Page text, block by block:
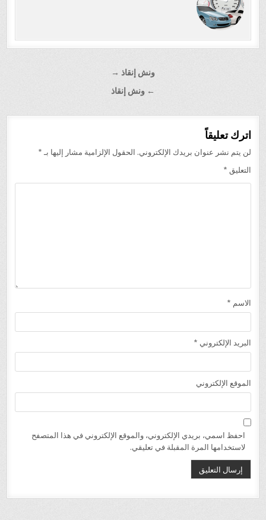
ونش إنقاذ →
← ونش إنقاذ
اترك تعليقاً
لن يتم نشر عنوان بريدك الإلكتروني. الحقول الإلزامية مشار إليها بـ *
التعليق *
الاسم *
البريد الإلكتروني *
الموقع الإلكتروني
احفظ اسمي، بريدي الإلكتروني، والموقع الإلكتروني في هذا المتصفح
لاستخدامها المرة المقبلة في تعليقي.